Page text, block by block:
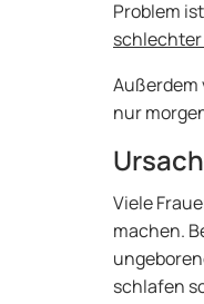
Problem
Außerdem
nur
Viele
machen.
schlafen